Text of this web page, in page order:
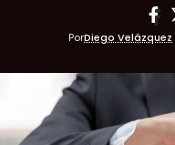
PorDiego Velázquez